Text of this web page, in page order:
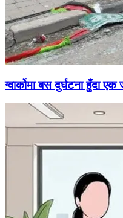
ग्वार्कोमा बस दुर्घटना हुँदा